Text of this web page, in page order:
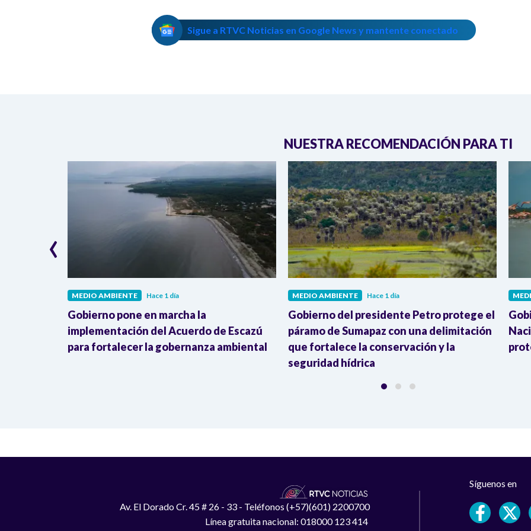
Sigue a RTVC Noticias en Google News y mantente conectado
NUESTRA RECOMENDACIÓN PARA TI
MEDIO AMBIENTE Hace 1 día
Gobierno pone en marcha la
implementación del Acuerdo de Escazú
para fortalecer la gobernanza ambiental
MEDIO AMBIENTE Hace 1 día
Gobierno del presidente Petro protege el
páramo de Sumapaz con una delimitación
que fortalece la conservación y la
seguridad hídrica
‹
Av. El Dorado Cr. 45 # 26 - 33 - Teléfonos (+57)(601) 2200700
Línea gratuita nacional: 018000 123 414
Síguenos en